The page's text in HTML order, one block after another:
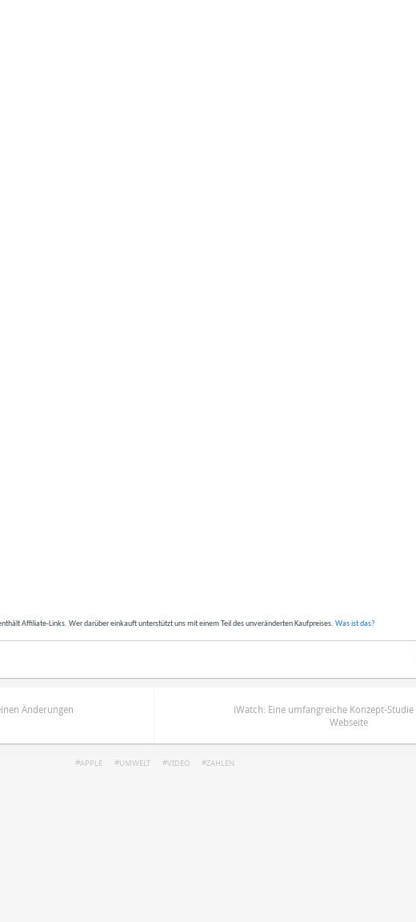
Affiliate-Links. Wer darüber einkauft unterstützt uns mit einem Teil des unveränderten Kaufpreises. Was ist das?
Änderungen
iWatch: Eine umfangreiche Konzept-
Webseite
APPLE UMWELT VIDEO ZAHLEN